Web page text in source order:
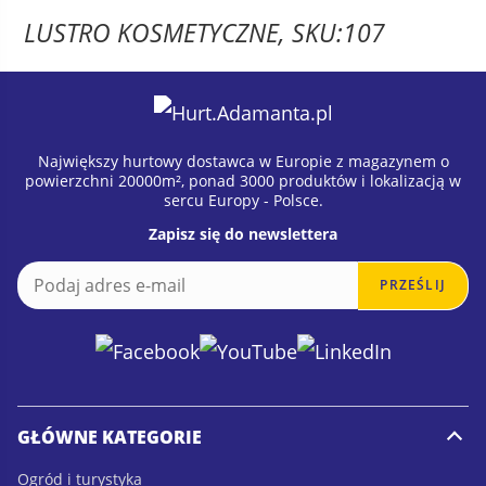
LUSTRO KOSMETYCZNE, SKU:107
Największy hurtowy dostawca w Europie z magazynem o
powierzchni 20000m², ponad 3000 produktów i lokalizacją w
sercu Europy - Polsce.
Zapisz się do newslettera
a
i
l
E
m
PRZEŚLIJ
GŁÓWNE KATEGORIE
Ogród i turystyka